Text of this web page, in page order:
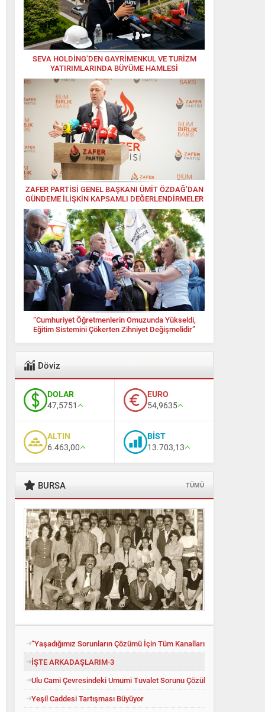
SEVA HOLDİNG’DEN GAYRİMENKUL VE TURİZM
YATIRIMLARINDA BÜYÜME HAMLESİ
ZAFER PARTİSİ GENEL BAŞKANI ÜMİT ÖZDAĞ’DAN
GÜNDEME İLİŞKİN KAPSAMLI DEĞERLENDİRMELER
“Cumhuriyet Öğretmenlerin Omuzunda Yükseldi,
Eğitim Sistemini Çökerten Zihniyet Değişmelidir”
Döviz
DOLAR
47,5751
EURO
54,9635
ALTIN
6.463,00
BİST
13.703,13
BURSA TÜMÜ
“Yaşadığımız Sorunların Çözümü İçin Tüm Kanalları Denedik”
İŞTE ARKADAŞLARIM-3
Ulu Cami Çevresindeki Umumi Tuvalet Sorunu Çözüldü
Yeşil Caddesi Tartışması Büyüyor